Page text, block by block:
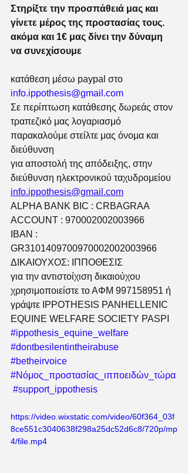
Στηρίξτε την προσπάθειά μας και
γίνετε μέρος της προστασίας τους.
ακόμα και 1€ μας δίνει την δύναμη
να συνεχίσουμε
κατάθεση μέσω paypal στο
info.ippothesis@gmail.com
Σε περίπτωση κατάθεσης δωρεάς στον
τραπεζικό μας λογαριασμό
παρακαλούμε στείλτε μας όνομα και
διεύθυνση
για αποστολή της απόδειξης, στην
διεύθυνση ηλεκτρονικού ταχυδρομείου
info.ippothesis@gmail.com
​ALPHA BANK BIC : CRBAGRAA
ACCOUNT : 970002002003966
IBAN :
GR3101409700970002002003966
ΔΙΚΑΙΟΥΧΟΣ: ΙΠΠΟΘΕΣΙΣ
για την αντιστοίχιση δικαιούχου
χρησιμοποιείστε το ΑΦΜ 997158951 ή
γράψτε IPPOTHESIS PANHELLENIC
EQUINE WELFARE SOCIETY PASPI
#ippothesis_equine_welfare
#dontbesilentintheirabuse
#betheirvoice
#Νόμος_προστασίας_ιπποειδών_τώρα
#support_ippothesis
https://video.wixstatic.com/video/60f364_03f
8ce551c3040638f298a25dc52d6c8/720p/mp
4/file.mp4